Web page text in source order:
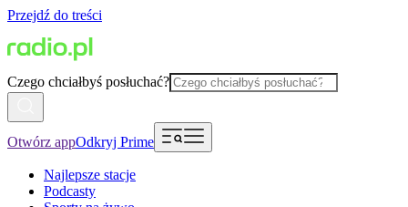
Przejdź do treści
Czego chciałbyś posłuchać?
Otwórz appOdkryj Prime
Najlepsze stacje
Podcasty